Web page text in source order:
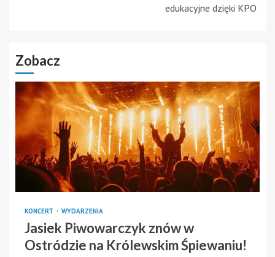
edukacyjne dzięki KPO
Zobacz
KONCERT WYDARZENIA
Jasiek Piwowarczyk znów w
Ostródzie na Królewskim Śpiewaniu!